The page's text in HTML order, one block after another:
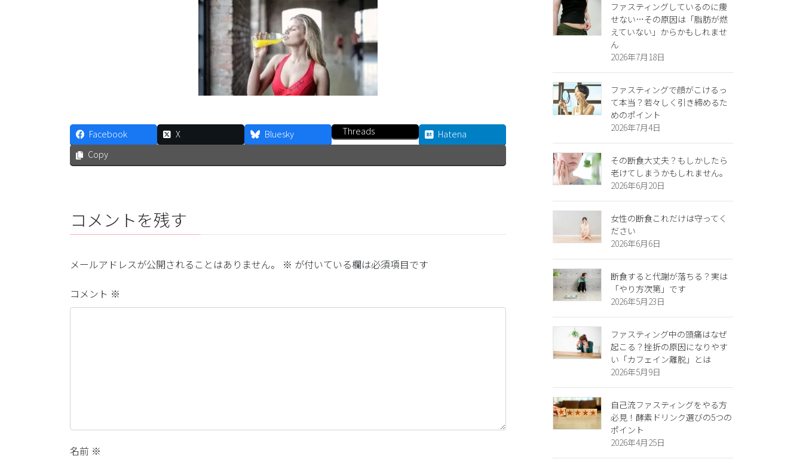
Facebook X Bluesky Threads
Hatena
Copy
コメントを残す
メールアドレスが公開されることはありません。 ※ が付いている欄は必須項目です
コメント ※
名前 ※
ファスティングしているのに痩
せない…その原因は「脂肪が燃
えていない」からかもしれませ
ん
2026年7月18日
ファスティングで顔がこけるっ
て本当？若々しく引き締めるた
めのポイント
2026年7月4日
その断食大丈夫？もしかしたら
老けてしまうかもしれません。
2026年6月20日
女性の断食これだけは守ってく
ださい
2026年6月6日
断食すると代謝が落ちる？実は
「やり方次第」です
2026年5月23日
ファスティング中の頭痛はなぜ
起こる？挫折の原因になりやす
い「カフェイン離脱」とは
2026年5月9日
自己流ファスティングをやる方
必見！酵素ドリンク選びの5つの
ポイント
2026年4月25日